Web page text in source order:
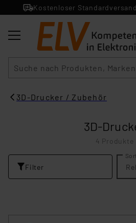
Kostenloser
3D-Drucker / Zubehör
3D-
4 Produkte
Filter